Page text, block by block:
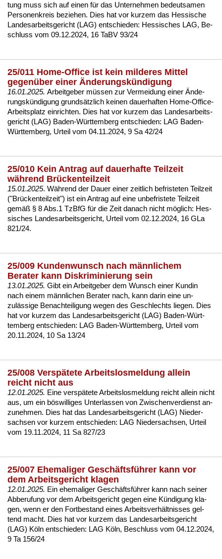
tung muss sich auf ei­nen für das Un­ter­neh­men be­deut­sa­men
Per­so­nen­kreis be­zie­hen. Dies hat vor kur­zem das Hes­si­sche
Lan­des­ar­beits­ge­richt (LAG) ent­schie­den: Hes­si­sches LAG, Be­
schluss vom 09.12.2024, 16 TaBV 93/24
25/011 Home-Office ist kein milderes Mittel
gegenüber einer Änderungskündigung
16.01.2025. Ar­beit­ge­ber müssen zur Ver­mei­dung ei­ner Ände­
rungskündi­gung grundsätz­lich kei­nen dau­er­haf­ten Ho­me-Of­fice-
Ar­beits­platz ein­rich­ten. Dies hat vor kur­zem das Lan­des­ar­beits­
ge­richt (LAG) Ba­den-Würt­tem­berg ent­schie­den: LAG Ba­den-
Würt­tem­berg, Ur­teil vom 04.11.2024, 9 Sa 42/24
25/010 Kein Antrag auf dauerhafte Teilzeit
während Brückenteilzeit
15.01.2025. Während der Dau­er ei­ner zeit­lich be­fris­te­ten Teil­zeit
("Brücken­teil­zeit") ist ein An­trag auf ei­ne un­be­fris­te­te Teil­zeit
gemäß § 8 Abs.1 Tz­B­fG für die Zeit da­nach nicht möglich: Hes­
si­sches Lan­des­ar­beits­ge­richt, Ur­teil vom 02.12.2024, 16 GLa
821/24.
25/009 Kundenwunsch nach männlichem
Berater kann Diskriminierung sein
13.01.2025. Gibt ein Ar­beit­ge­ber dem Wunsch ei­ner Kun­din
nach ei­nem männ­li­chen Be­ra­ter nach, kann dar­in ei­ne un­
zulässi­ge Be­nach­tei­li­gung we­gen des Ge­schlechts lie­gen. Dies
hat vor kur­zem das Lan­des­ar­beits­ge­richt (LAG) Ba­den-Würt­
tem­berg ent­schie­den: LAG Ba­den-Würt­tem­berg, Ur­teil vom
20.11.2024, 10 Sa 13/24
25/008 Verspätete Arbeitslosmeldung allein
reicht nicht aus
12.01.2025. Ei­ne ver­späte­te Ar­beits­los­mel­dung reicht al­lein nicht
aus, um ein böswil­li­ges Un­ter­las­sen von Zwi­schen­ver­dienst an­
zu­neh­men. Dies hat das Lan­des­ar­beits­ge­richt (LAG) Nie­der­
sach­sen vor kur­zem ent­schie­den: LAG Nie­der­sach­sen, Ur­teil
vom 19.11.2024, 11 Sa 827/23
25/007 Ehemaliger Geschäftsführer kann vor
dem Arbeitsgericht klagen
12.01.2025. Ein ehe­ma­li­ger Geschäftsführer kann nach sei­ner
Ab­be­ru­fung vor dem Ar­beits­ge­richt ge­gen ei­ne Kündi­gung kla­
gen, wenn er den Fort­be­stand ei­nes Ar­beits­verhält­nis­ses gel­
tend macht. Dies hat vor kur­zem das Lan­des­ar­beits­ge­richt
(LAG) Köln ent­schie­den: LAG Köln, Be­schluss vom 04.12.2024,
9 Ta 156/24